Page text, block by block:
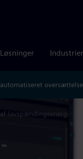
Løsninger Industrier
lavspændingsenergi